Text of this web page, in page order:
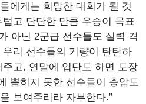
에게는 희망찬 대회가 될 것
고 단단한 만큼 우승이 목표
아닌 2군급 선수들도 실력 격
리 선수들의 기량이 탄탄하
고, 연말에 입단도 하면 도장
뽑히지 못한 선수들이 충암도
보여주리라 자부한다.”